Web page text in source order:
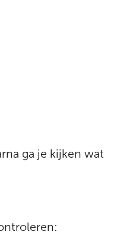
ga je kijken wat